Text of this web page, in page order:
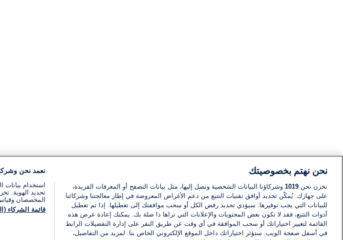
نحن نهتم بخصوصيتك
نخزن نحن 1019 وشركاؤنا البيانات الشخصية ونصل إليها، مثل بيانات التصفح أو المعرفات الفريدة،
على جهازك. يُمكّن تحديد أوافق تقنيات التتبع من دعم الأغراض المعروضة في إطار معالجتنا وشركائنا
للبيانات التي يجب توفيرها. سيؤدي تحديد رفض الكل أو سحب موافقتك إلى تعطيلها. إذا تم تعطيل
أدوات التتبع، فقد لا تكون بعض المحتويات والإعلانات التي تراها ذا صلة بك. يمكنك إعادة عرض هذه
القائمة لتغيير اختياراتك أو سحب الموافقة في أي وقت عن طريق النقر على إدارة التفضيلات الرابط
في أسفل صفحة الويب. ستؤثر اختياراتك داخل الموقع الإلكتروني الخاص بنا. لمزيد من التفاصيل،
نعمد نحن
استخدام
تحديد الهوية.
المخصصان وقياس
قائمة الشركاء